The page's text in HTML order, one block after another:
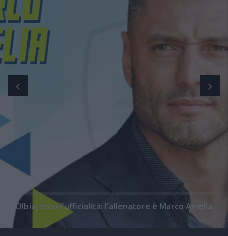
Olbia, ecco l'ufficialità: l'allenatore è Marco Amelia